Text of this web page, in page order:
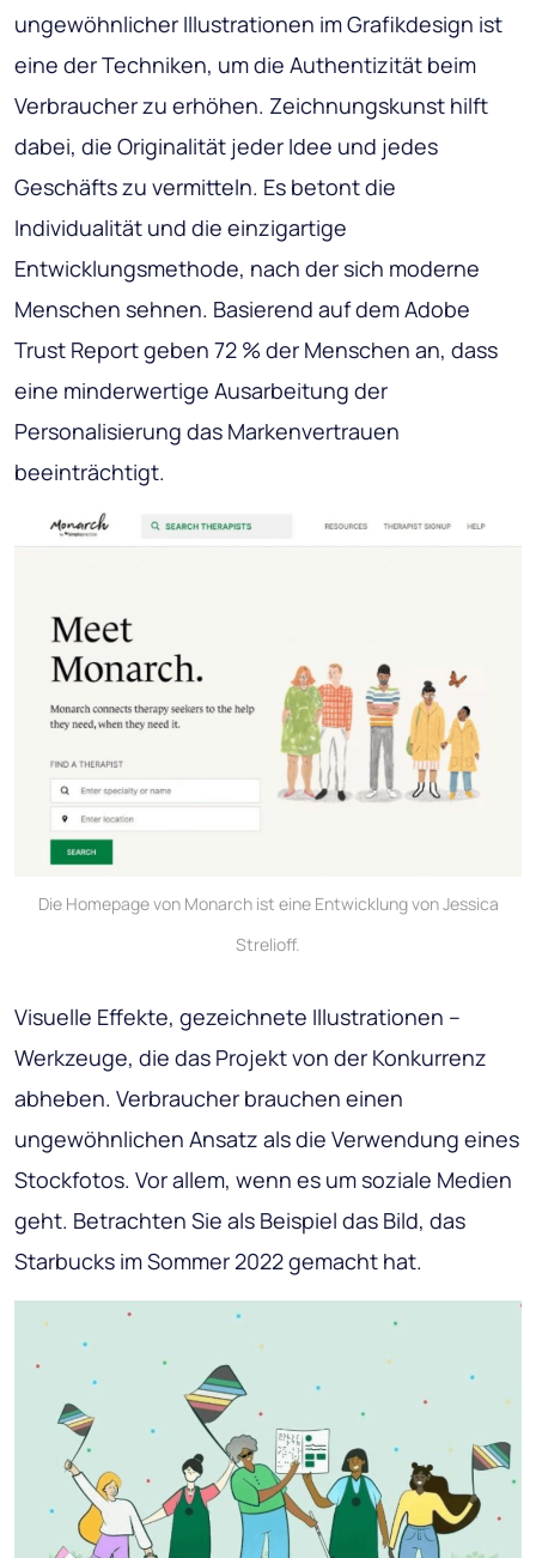
ungewöhnlicher Illustrationen im Grafikdesign ist
eine der Techniken, um die Authentizität beim
Verbraucher zu erhöhen. Zeichnungskunst hilft
dabei, die Originalität jeder Idee und jedes
Geschäfts zu vermitteln. Es betont die
Individualität und die einzigartige
Entwicklungsmethode, nach der sich moderne
Menschen sehnen. Basierend auf dem Adobe
Trust Report geben 72 % der Menschen an, dass
eine minderwertige Ausarbeitung der
Personalisierung das Markenvertrauen
beeinträchtigt.
Die Homepage von Monarch ist eine Entwicklung von Jessica
Strelioff.
Visuelle Effekte, gezeichnete Illustrationen –
Werkzeuge, die das Projekt von der Konkurrenz
abheben. Verbraucher brauchen einen
ungewöhnlichen Ansatz als die Verwendung eines
Stockfotos. Vor allem, wenn es um soziale Medien
geht. Betrachten Sie als Beispiel das Bild, das
Starbucks im Sommer 2022 gemacht hat.